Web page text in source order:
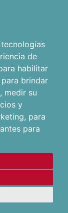
de
habilitar
para brindar
, medir su
y
, para
para